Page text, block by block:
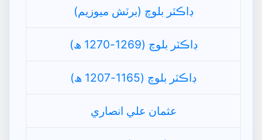
ڊاڪٽر بلوچ (برٽش ميوزيم)
ڊاڪٽر بلوچ (1269-1270 ھ)
ڊاڪٽر بلوچ (1165-1207 ھ)
عثمان علي انصاري